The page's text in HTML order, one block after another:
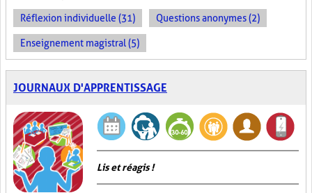
Réflexion individuelle (31) Questions anonymes (2)
Enseignement magistral (5)
JOURNAUX D'APPRENTISSAGE
Lis et réagis !